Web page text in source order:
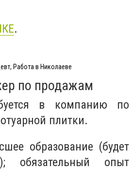
.
Работа в Николаеве
по продажам
в компанию по
плитки.
образование (будет
обязательный опыт